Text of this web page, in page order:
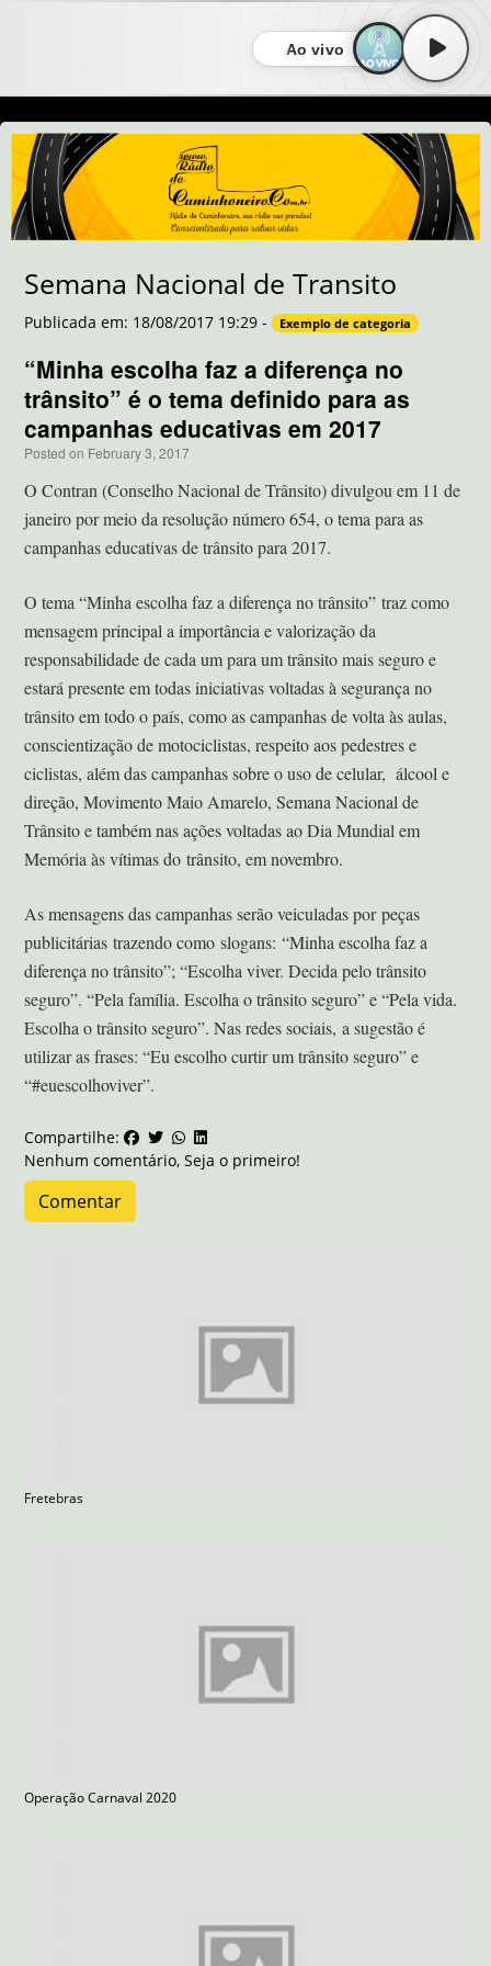
Ao vivo
Semana Nacional de Transito
Publicada em: 18/08/2017 19:29 - Exemplo de categoria
“Minha escolha faz a diferença no
trânsito” é o tema definido para as
campanhas educativas em 2017
Posted on February 3, 2017
O Contran (Conselho Nacional de Trânsito) divulgou em 11 de
janeiro por meio da resolução número 654, o tema para as
campanhas educativas de trânsito para 2017.
O tema “Minha escolha faz a diferença no trânsito” traz como
mensagem principal a importância e valorização da
responsabilidade de cada um para um trânsito mais seguro e
estará presente em todas iniciativas voltadas à segurança no
trânsito em todo o país, como as campanhas de volta às aulas,
conscientização de motociclistas, respeito aos pedestres e
ciclistas, além das campanhas sobre o uso de celular, álcool e
direção, Movimento Maio Amarelo, Semana Nacional de
Trânsito e também nas ações voltadas ao Dia Mundial em
Memória às vítimas do trânsito, em novembro.
As mensagens das campanhas serão veiculadas por peças
publicitárias trazendo como slogans: “Minha escolha faz a
diferença no trânsito”; “Escolha viver. Decida pelo trânsito
seguro”. “Pela família. Escolha o trânsito seguro” e “Pela vida.
Escolha o trânsito seguro”. Nas redes sociais, a sugestão é
utilizar as frases: “Eu escolho curtir um trânsito seguro” e
“#euescolhoviver”.
Compartilhe:
Nenhum comentário, Seja o primeiro!
Comentar
Fretebras
Operação Carnaval 2020